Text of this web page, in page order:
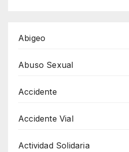
Abigeo
Abuso Sexual
Accidente
Accidente Vial
Actividad Solidaria